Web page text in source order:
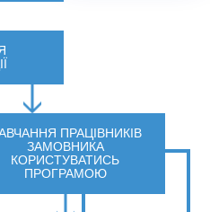
ПРАЦІВНИКІВ
ЗАМОВНИКА
КОРИСТУВАТИСЬ
ПРОГРАМОЮ